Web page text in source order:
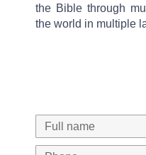
the Bible through
the world in multiple